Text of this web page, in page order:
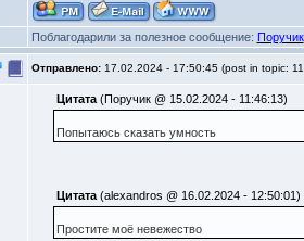
Поблагодарили за полезное сообщение: Поручик
Отправлено: 17.02.2024 - 17:50:45 (post in topic:
Цитата(Поручик @ 15.02.2024 - 11:46:13)
Попытаюсь сказать умность
Цитата(alexandros @ 16.02.2024 - 12:50:01)
Простите моё невежество